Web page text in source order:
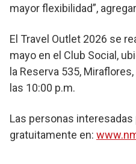
mayor flexibilidad”,
El Travel Outlet 2026 se
mayo en el Club Social,
la Reserva 535,
las 10:00 p.m.
Las personas
gratuitamente en: